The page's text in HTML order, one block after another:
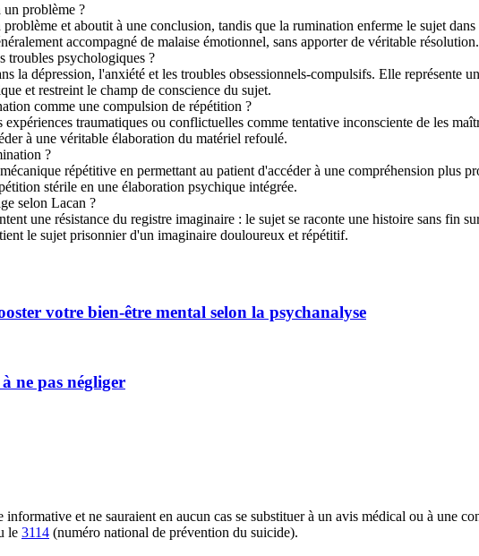
problème ?
et aboutit à une conclusion, tandis que la rumination enferme le sujet
accompagné de malaise émotionnel, sans apporter de véritable résolution.
troubles psychologiques ?
la dépression, l'anxiété et les troubles obsessionnels-compulsifs. Elle représente
et restreint le champ de conscience du sujet.
comme une compulsion de répétition ?
traumatiques ou conflictuelles comme tentative inconsciente de les
à une véritable élaboration du matériel refoulé.
?
répétitive en permettant au patient d'accéder à une compréhension plus
stérile en une élaboration psychique intégrée.
selon Lacan ?
une résistance du registre imaginaire : le sujet se raconte une histoire sans fin
le sujet prisonnier d'un imaginaire douloureux et répétitif.
votre bien-être mental selon la psychanalyse
ne pas négliger
et ne sauraient en aucun cas se substituer à un avis médical ou à une
le 3114 (numéro national de prévention du suicide).